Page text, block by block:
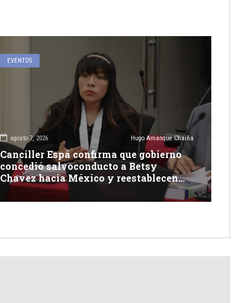
EVENTOS
agosto 7, 2026 Hugo Amanque Chaiña
Canciller Espá confirma que gobierno
concedió salvoconducto a Betsy
Chavez hacia México y reestablecen
relaciones con dicho país